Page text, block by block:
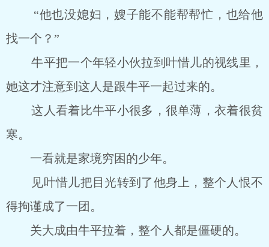
“他也没媳妇，嫂子能不能帮帮忙，也给他
找一个？”
牛平把一个年轻小伙拉到叶惜儿的视线里，
她这才注意到这人是跟牛平一起过来的。
这人看着比牛平小很多，很单薄，衣着很贫
寒。
一看就是家境穷困的少年。
见叶惜儿把目光转到了他身上，整个人恨不
得拘谨成了一团。
关大成由牛平拉着，整个人都是僵硬的。